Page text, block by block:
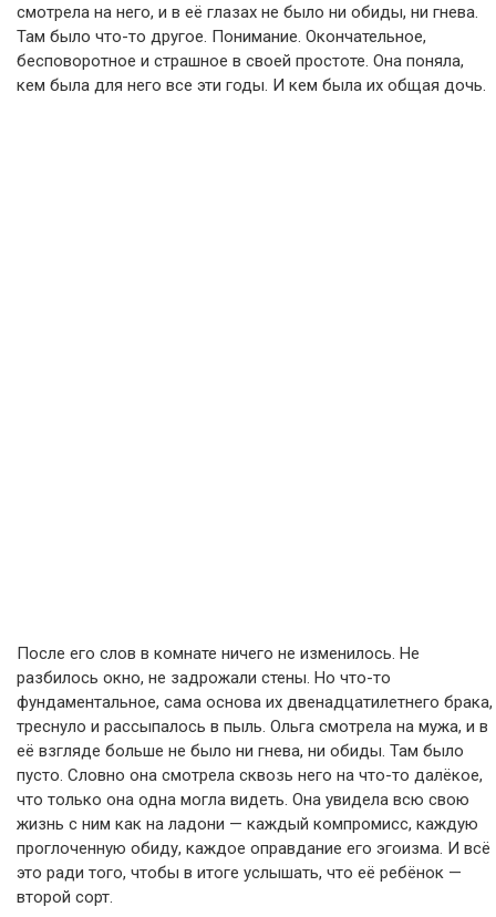
смотрела на него, и в её глазах не было ни обиды, ни гнева.
Там было что-то другое. Понимание. Окончательное,
бесповоротное и страшное в своей простоте. Она поняла,
кем была для него все эти годы. И кем была их общая дочь.
После его слов в комнате ничего не изменилось. Не
разбилось окно, не задрожали стены. Но что-то
фундаментальное, сама основа их двенадцатилетнего брака,
треснуло и рассыпалось в пыль. Ольга смотрела на мужа, и в
её взгляде больше не было ни гнева, ни обиды. Там было
пусто. Словно она смотрела сквозь него на что-то далёкое,
что только она одна могла видеть. Она увидела всю свою
жизнь с ним как на ладони — каждый компромисс, каждую
проглоченную обиду, каждое оправдание его эгоизма. И всё
это ради того, чтобы в итоге услышать, что её ребёнок —
второй сорт.